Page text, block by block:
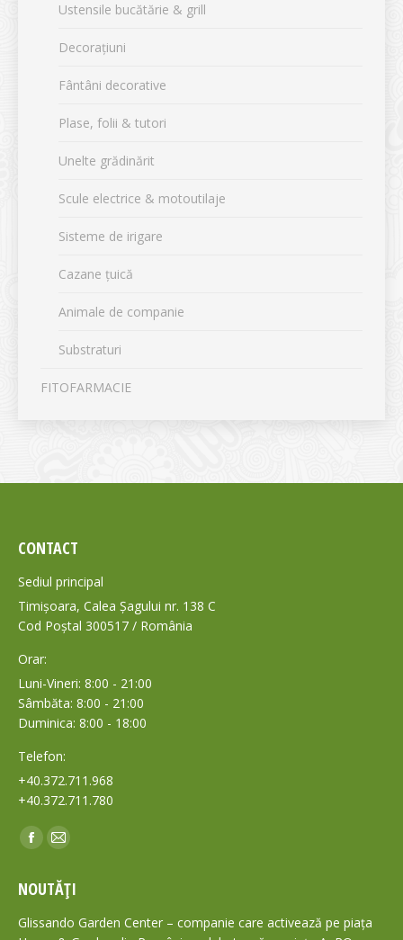
Ustensile bucătărie & grill
Decorațiuni
Fântâni decorative
Plase, folii & tutori
Unelte grădinărit
Scule electrice & motoutilaje
Sisteme de irigare
Cazane țuică
Animale de companie
Substraturi
FITOFARMACIE
CONTACT
Sediul principal
Timișoara, Calea Șagului nr. 138 C
Cod Poștal 300517 / România
Orar:
Luni-Vineri: 8:00 - 21:00
Sâmbăta: 8:00 - 21:00
Duminica: 8:00 - 18:00
Telefon:
+40.372.711.968
+40.372.711.780
Find us on:
Facebook
opens
in
Mail
opens
in
NOUTĂȚI
Glissando Garden Center – companie care activează pe piața